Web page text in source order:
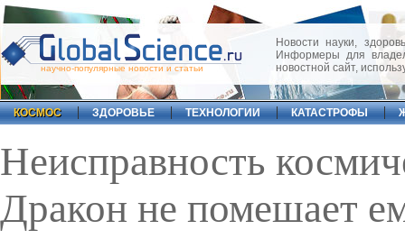
научно-популярные новости и статьи
Новости науки,
Информеры для
новостной сайт,
КОСМОС ЗДОРОВЬЕ ТЕХНОЛОГИИ КАТАСТРОФЫ
Неисправность
Дракон не помешает